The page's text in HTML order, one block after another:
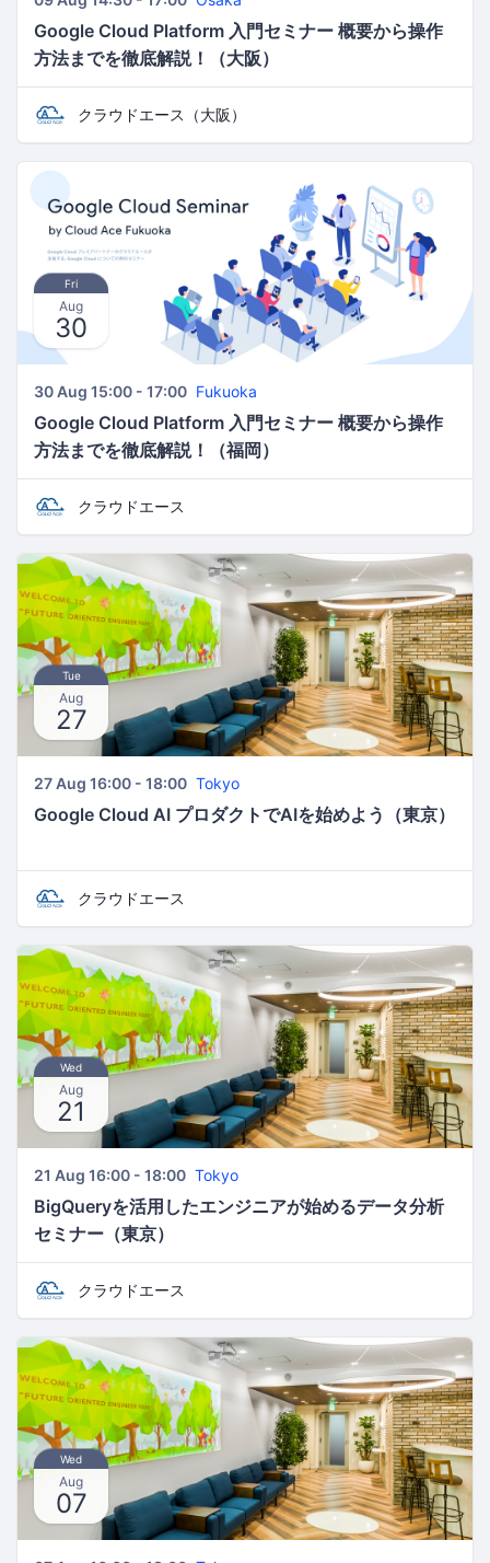
Google Cloud Platform 入門セミナー 概要から操作
方法までを徹底解説！（大阪）
クラウドエース（大阪）
Fri
Aug
30
30 Aug 15:00 - 17:00 Fukuoka
Google Cloud Platform 入門セミナー 概要から操作
方法までを徹底解説！（福岡）
クラウドエース
Tue
Aug
27
27 Aug 16:00 - 18:00 Tokyo
Google Cloud AI プロダクトでAIを始めよう（東京）
クラウドエース
Wed
Aug
21
21 Aug 16:00 - 18:00 Tokyo
BigQueryを活用したエンジニアが始めるデータ分析
セミナー（東京）
クラウドエース
Wed
Aug
07